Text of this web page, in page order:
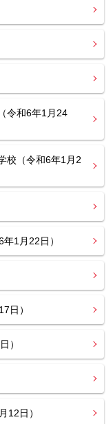
令和6年1月24
校（令和6年1月2
1月22日）
日）
）
12日）